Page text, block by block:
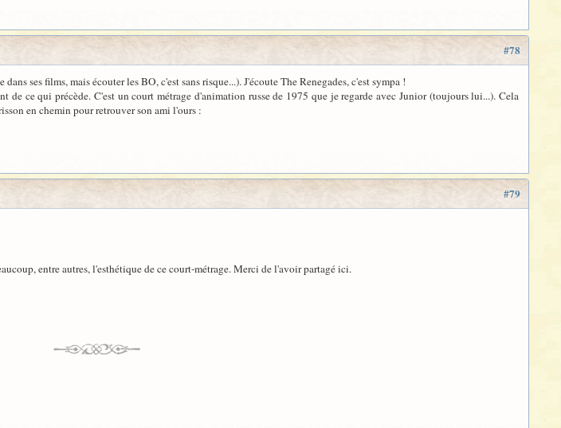
#78
ses films, mais écouter les BO, c'est sans risque...). J'écoute The Renegades, c'est sympa !
de ce qui précède. C'est un court métrage d'animation russe de 1975 que je regarde avec Junior (toujours lui...). Cela
en chemin pour retrouver son ami l'ours :
#79
entre autres, l'esthétique de ce court-métrage. Merci de l'avoir partagé ici.